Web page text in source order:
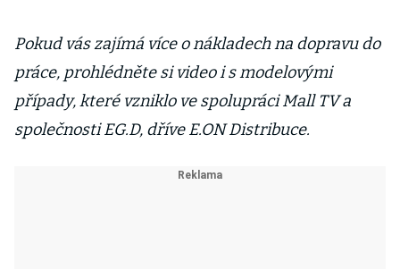
Pokud vás zajímá více o nákladech na dopravu do
práce, prohlédněte si video i s modelovými
případy, které vzniklo ve spolupráci Mall TV a
společnosti EG.D, dříve E.ON Distribuce.